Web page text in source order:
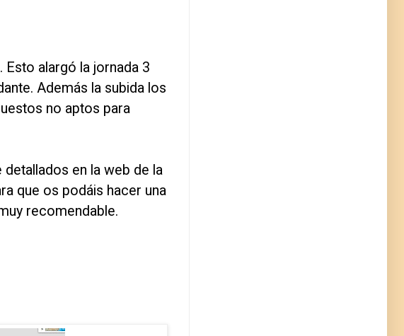
alargó la jornada 3
Además la subida los
no aptos para
en la web de la
que os podáis hacer una
recomendable.